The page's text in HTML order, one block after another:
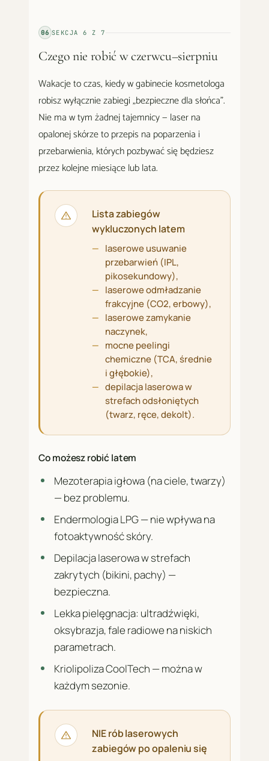
06 SEKCJA6 Z7
Czego nie robić w czerwcu–sierpniu
Wakacje to czas, kiedy w gabinecie kosmetologa
robisz wyłącznie zabiegi „bezpieczne dla słońca".
Nie ma w tym żadnej tajemnicy — laser na
opalonej skórze to przepis na poparzenia i
przebarwienia, których pozbywać się będziesz
przez kolejne miesiące lub lata.
Lista zabiegów
wykluczonych latem
laserowe usuwanie
przebarwień (IPL,
pikosekundowy),
laserowe odmładzanie
frakcyjne (CO2, erbowy),
laserowe zamykanie
naczynek,
mocne peelingi
chemiczne (TCA, średnie
i głębokie),
depilacja laserowa w
strefach odsłoniętych
(twarz, ręce, dekolt).
Co możesz robić latem
Mezoterapia igłowa (na ciele, twarzy)
— bez problemu.
Endermologia LPG — nie wpływa na
fotoaktywność skóry.
Depilacja laserowa w strefach
zakrytych (bikini, pachy) —
bezpieczna.
Lekka pielęgnacja: ultradźwięki,
oksybrazja, fale radiowe na niskich
parametrach.
Kriolipoliza CoolTech — można w
każdym sezonie.
NIE rób laserowych
zabiegów po opaleniu się